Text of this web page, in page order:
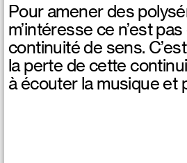
Pour amener des
m’intéresse ce n’est
continuité de sens.
la perte de cette
à écouter la musique et